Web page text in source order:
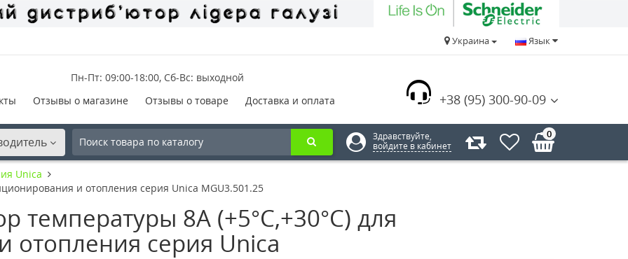
Язык
Украина
+38 (95) 300-90-09
Пн-Пт: 09:00-18:00, Сб-Вс: выходной
Отзывы о магазине Отзывы о товаре Доставка и оплата
Здравствуйте,
войдите в кабинет
0
Unica
и отопления серия Unica MGU3.501.25
температуры 8А (+5°С,+30°С) для
отопления серия Unica